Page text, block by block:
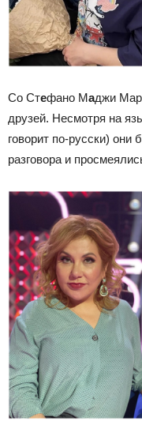
Со Стефано Маджи
друзей. Несмотря на
говорит по-русски)
разговора и